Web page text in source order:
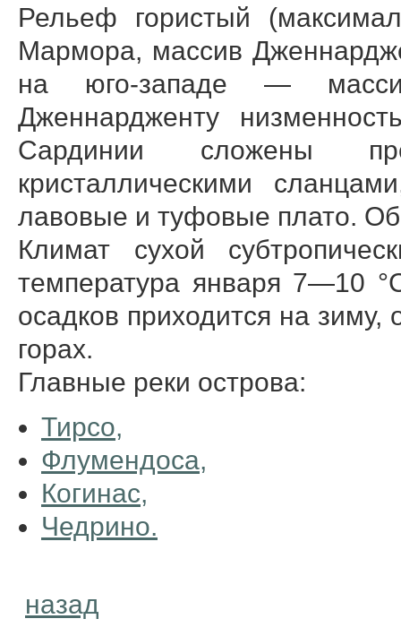
Рельеф гористый
Мармора, массив
на юго-западе —
Дженнардженту
Сардинии сложены
кристаллическими
лавовые и туфовые плато.
Климат сухой
температура января 7—10
осадков приходится на
горах.
Главные реки острова:
Тирсо,
Флумендоса,
Когинас,
Чедрино.
назад